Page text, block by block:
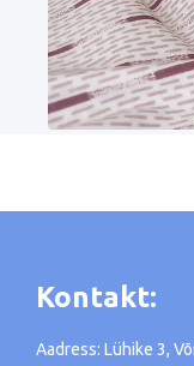
Kontakt:
Aadress: Lühike 3,